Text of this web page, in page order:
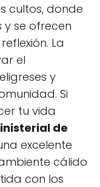
cultos, donde
se ofrecen
La
el
y
Si
tu vida
de
excelente
cálido
con los